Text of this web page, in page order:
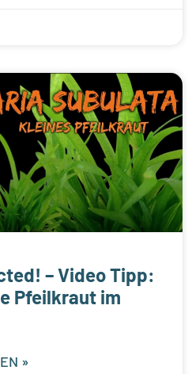
– Video Tipp:
Pfeilkraut im
»